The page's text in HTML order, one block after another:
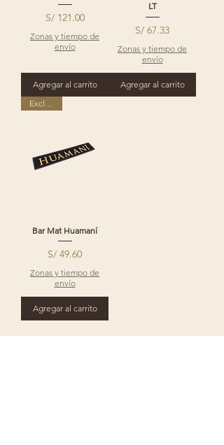
Precio
S/ 121.00
Zonas y tiempo de
envío
Agregar al carrito
LT
Precio
S/ 67.33
Zonas y tiempo de
envío
Agregar al carrito
Bar Mat Huamaní
Precio
S/ 49.60
Zonas y tiempo de
envío
Agregar al carrito